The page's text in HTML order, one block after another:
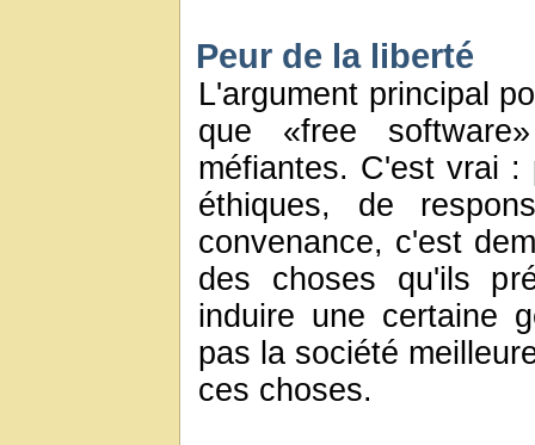
Peur de la liberté
L'argument principal
que «free
méfiantes. C'est vrai :
éthiques, de
convenance, c'est
des choses qu'ils
induire une certaine
pas la société
ces choses.